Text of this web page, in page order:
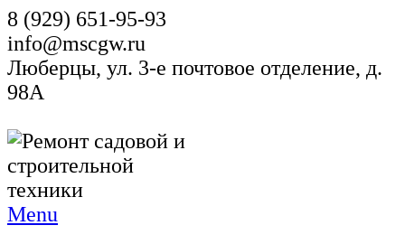
8 (929) 651-95-93
info@mscgw.ru
Люберцы, ул. 3-е почтовое отделение, д.
98А
Menu